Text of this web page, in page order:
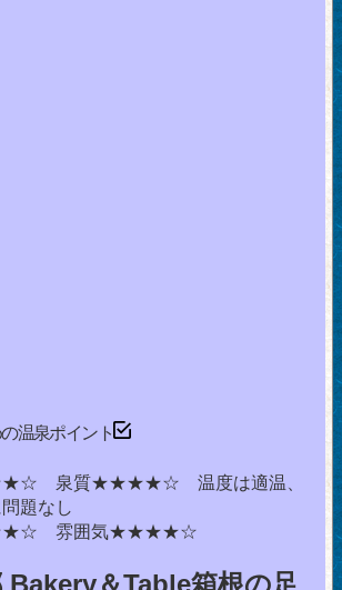
温泉ポイント
泉質★★★★☆ 温度は適温、
題なし
雰囲気★★★★☆
Bakery＆Table箱根の足